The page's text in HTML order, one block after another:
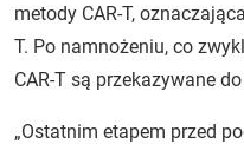
metody CAR-T,
T. Po namnożeniu, co
CAR-T są przekazywane
„Ostatnim etapem przed